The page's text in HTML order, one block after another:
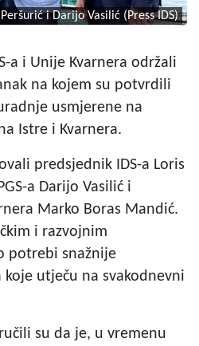
i Darijo Vasilić (Press IDS)
a i Unije Kvarnera održali
na kojem su potvrdili
usmjerene na
Istre i Kvarnera.
predsjednik IDS-a Loris
a Darijo Vasilić i
Marko Boras Mandić.
i razvojnim
potrebi snažnije
utječu na svakodnevni
su da je, u vremenu